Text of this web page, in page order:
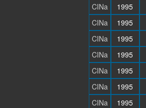
CINa
1995
CINa
1995
CINa
1995
CINa
1995
CINa
1995
CINa
1995
CINa
1995